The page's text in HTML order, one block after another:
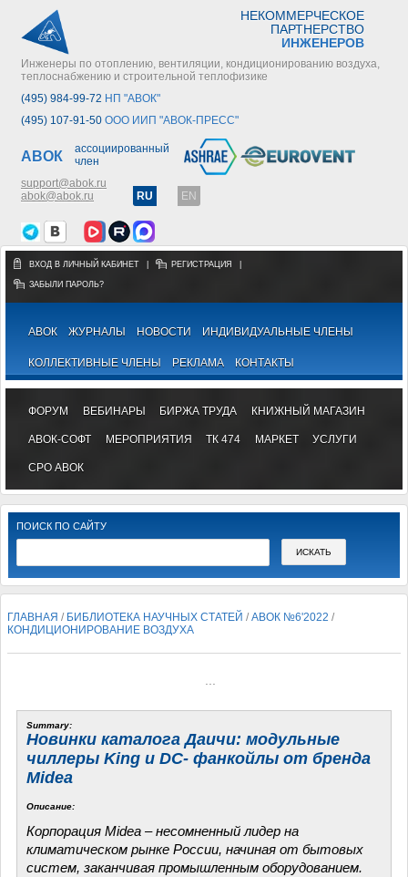
НЕКОММЕРЧЕСКОЕ
ПАРТНЕРСТВО
ИНЖЕНЕРОВ
Инженеры по отоплению, вентиляции, кондиционированию воздуха,
теплоснабжению и строительной теплофизике
(495) 984-99-72 НП "АВОК"
(495) 107-91-50 ООО ИИП "АВОК-ПРЕСС"
АВОК
ассоциированный
член
support@abok.ru
abok@abok.ru
RU EN
ВХОД В ЛИЧНЫЙ КАБИНЕТ РЕГИСТРАЦИЯ
ЗАБЫЛИ ПАРОЛЬ?
АВОК ЖУРНАЛЫ НОВОСТИ ИНДИВИДУАЛЬНЫЕ ЧЛЕНЫ
КОЛЛЕКТИВНЫЕ ЧЛЕНЫ РЕКЛАМА КОНТАКТЫ
ФОРУМ ВЕБИНАРЫ БИРЖА ТРУДА КНИЖНЫЙ МАГАЗИН
АВОК-СОФТ МЕРОПРИЯТИЯ ТК 474 МАРКЕТ УСЛУГИ
СРО АВОК
ПОИСК ПО САЙТУ
ГЛАВНАЯ / БИБЛИОТЕКА НАУЧНЫХ СТАТЕЙ /АВОК №6'2022 /
КОНДИЦИОНИРОВАНИЕ ВОЗДУХА
Summary:
Новинки каталога Даичи: модульные
чиллеры King и DC- фанкойлы от бренда
Midea
Описание:
Корпорация Midea – несомненный лидер на
климатическом рынке России, начиная от бытовых
систем, заканчивая промышленным оборудованием.